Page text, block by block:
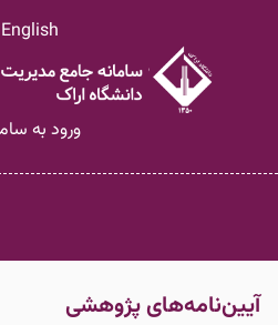
English
ورود به
آیین‌نامه‌های پژوهشی